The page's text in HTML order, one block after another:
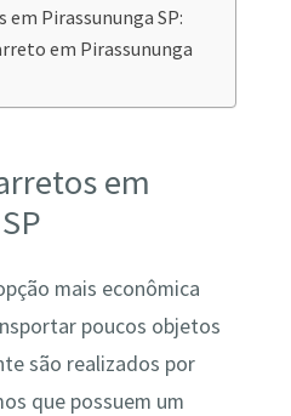
em Pirassununga SP:
em Pirassununga
em
mais econômica
poucos objetos
são realizados por
que possuem um